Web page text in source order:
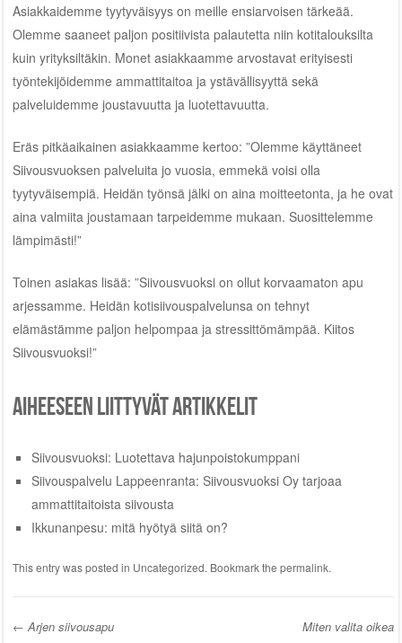
Asiakkaidemme tyytyväisyys on meille ensiarvoisen tärkeää.
Olemme saaneet paljon positiivista palautetta niin kotitalouksilta
kuin yrityksiltäkin. Monet asiakkaamme arvostavat erityisesti
työntekijöidemme ammattitaitoa ja ystävällisyyttä sekä
palveluidemme joustavuutta ja luotettavuutta.
Eräs pitkäaikainen asiakkaamme kertoo: ”Olemme käyttäneet
Siivousvuoksen palveluita jo vuosia, emmekä voisi olla
tyytyväisempiä. Heidän työnsä jälki on aina moitteetonta, ja he ovat
aina valmiita joustamaan tarpeidemme mukaan. Suosittelemme
lämpimästi!”
Toinen asiakas lisää: ”Siivousvuoksi on ollut korvaamaton apu
arjessamme. Heidän kotisiivouspalvelunsa on tehnyt
elämästämme paljon helpompaa ja stressittömämpää. Kiitos
Siivousvuoksi!”
Aiheeseen liittyvät artikkelit
Siivousvuoksi: Luotettava hajunpoistokumppani
Siivouspalvelu Lappeenranta: Siivousvuoksi Oy tarjoaa
ammattitaitoista siivousta
Ikkunanpesu: mitä hyötyä siitä on?
This entry was posted in Uncategorized. Bookmark the permalink.
← Arjen siivousapu
Miten valita oikea